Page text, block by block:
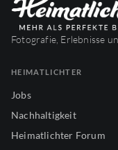
Fotografie, Erlebnisse
HEIMATLICHTER
Jobs
Nachhaltigkeit
Heimatlichter Forum